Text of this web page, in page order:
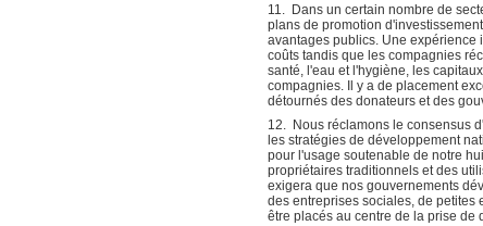
11. Dans un certain nombre de
plans de promotion
avantages publics. Une expérience
coûts tandis que les compagnies
santé, l'eau et l'hygiène, les
compagnies. Il y a de placement
détournés des donateurs et des
12. Nous réclamons le consensus
les stratégies de développement
pour l'usage soutenable de notre
propriétaires traditionnels et des
exigera que nos gouvernements
des entreprises sociales, de petites
être placés au centre de la prise de